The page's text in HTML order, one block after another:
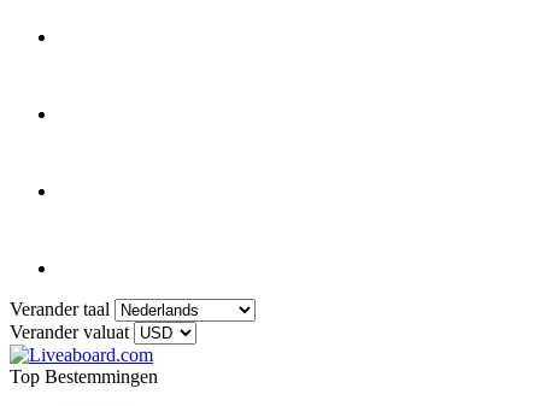
Verander taal
Verander valuat
Top Bestemmingen